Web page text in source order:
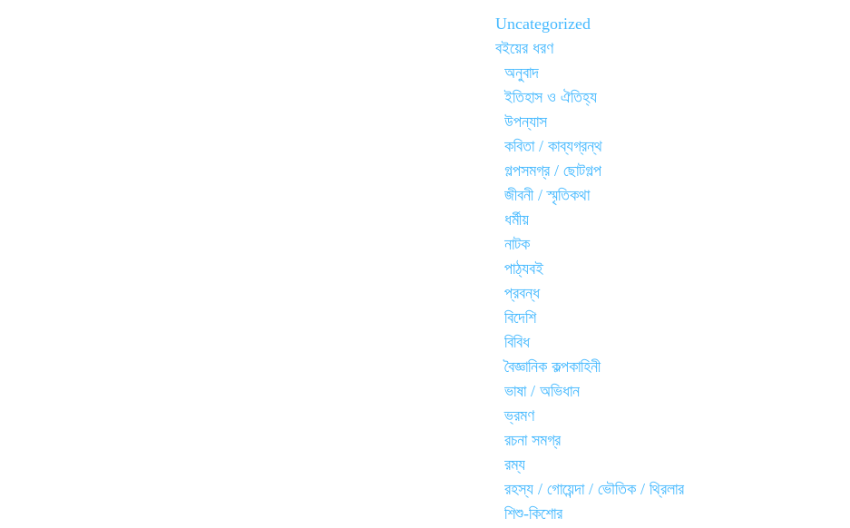
Uncategorized
বইয়ের ধরণ
অনুবাদ
ইতিহাস ও ঐতিহ্য
উপন্যাস
কবিতা / কাব্যগ্রন্থ
গল্পসমগ্র / ছোটগল্প
জীবনী / স্মৃতিকথা
ধর্মীয়
নাটক
পাঠ্যবই
প্রবন্ধ
বিদেশি
বিবিধ
বৈজ্ঞানিক কল্পকাহিনী
ভাষা / অভিধান
ভ্রমণ
রচনা সমগ্র
রম্য
রহস্য / গোয়েন্দা / ভৌতিক / থ্রিলার
শিশু-কিশোর